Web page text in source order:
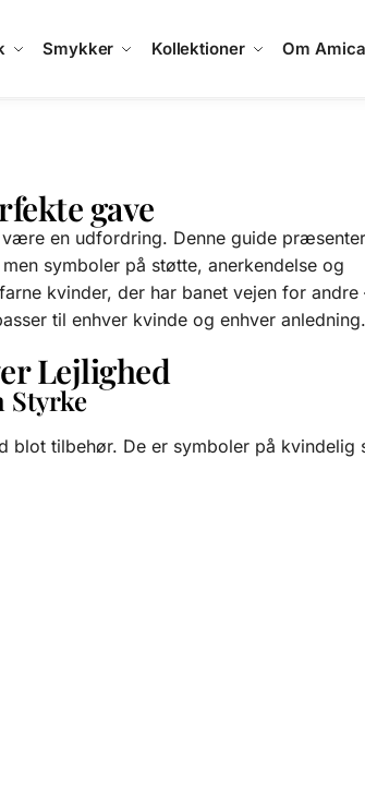
Smykker Kollektioner Om Amica
gave
en udfordring. Denne guide
symboler på støtte, anerkendelse og
kvinder, der har banet vejen for andre
til enhver kvinde og enhver anledning.
Lejlighed
Styrke
blot tilbehør. De er symboler på kvindelig